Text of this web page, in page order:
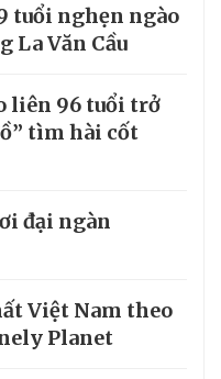
tuổi nghẹn ngào
La Văn Cầu
liên 96 tuổi trở
tìm hài cốt
đại ngàn
Việt Nam theo
Planet